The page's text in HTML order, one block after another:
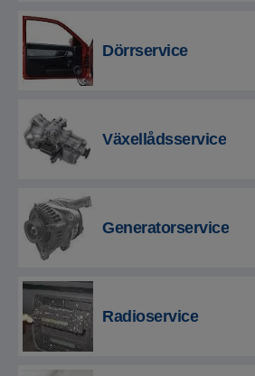
Dörrservice
Växellådsservice
Generatorservice
Radioservice